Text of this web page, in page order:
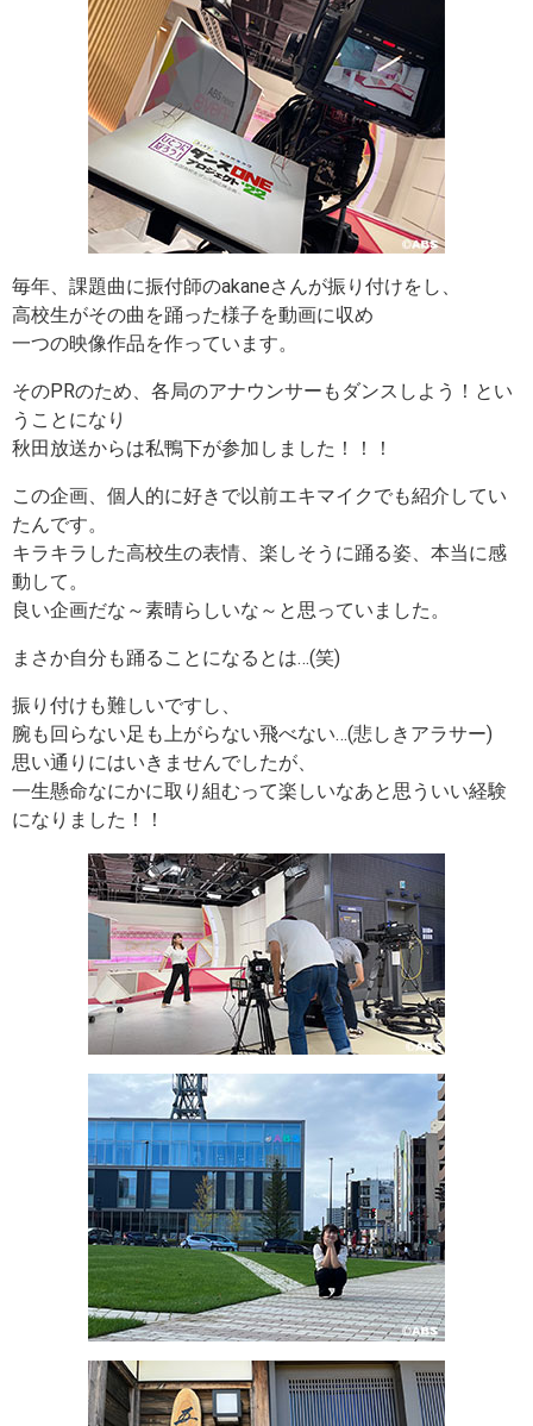
毎年、課題曲に振付師のakaneさんが振り付けをし、
高校生がその曲を踊った様子を動画に収め
一つの映像作品を作っています。
そのPRのため、各局のアナウンサーもダンスしよう！とい
うことになり
秋田放送からは私鴨下が参加しました！！！
この企画、個人的に好きで以前エキマイクでも紹介してい
たんです。
キラキラした高校生の表情、楽しそうに踊る姿、本当に感
動して。
良い企画だな～素晴らしいな～と思っていました。
まさか自分も踊ることになるとは…(笑)
振り付けも難しいですし、
腕も回らない足も上がらない飛べない…(悲しきアラサー)
思い通りにはいきませんでしたが、
一生懸命なにかに取り組むって楽しいなあと思ういい経験
になりました！！